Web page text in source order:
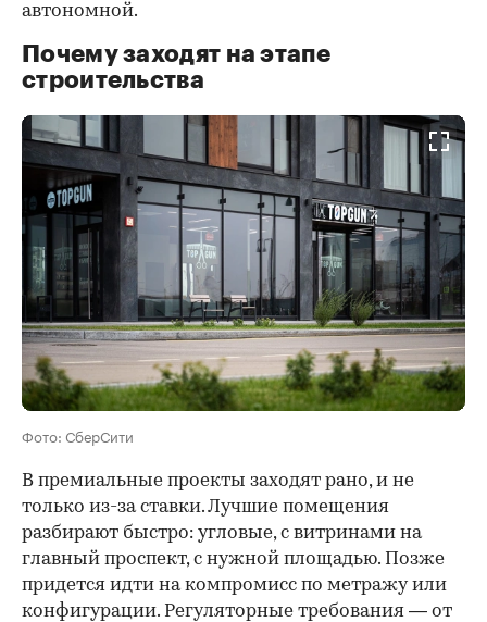
автономной.
Почему заходят на этапе
строительства
Фото: СберСити
В премиальные проекты заходят рано, и не
только из-за ставки. Лучшие помещения
разбирают быстро: угловые, с витринами на
главный проспект, с нужной площадью. Позже
придется идти на компромисс по метражу или
конфигурации. Регуляторные требования — от